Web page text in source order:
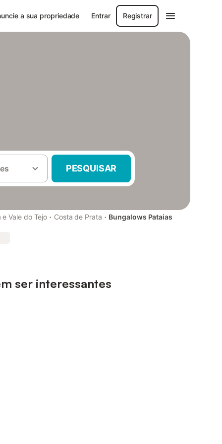
a sua propriedade Entrar Registrar
PESQUISAR
e Vale do Tejo · Costa de Prata · Bungalows Pataias
ser interessantes